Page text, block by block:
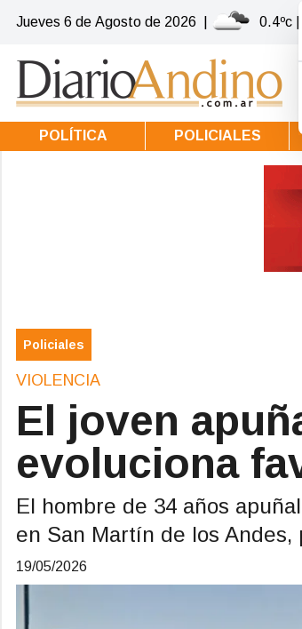
Jueves 6 de Agosto de 2026 0.4ºc |
POLÍTICA POLICIALES
Policiales
VIOLENCIA
El joven
evoluciona
El hombre de 34 años
en San Martín de los
19/05/2026